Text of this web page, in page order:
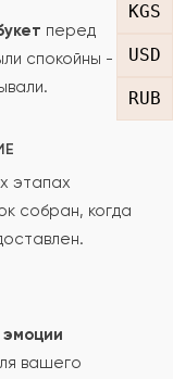
KGS
USD
RUB
проверки.
перед
спокойны -
этапах
собран, когда
вашего